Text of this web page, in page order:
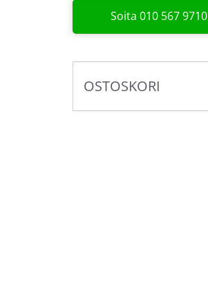
Soita 010 567 9710
OSTOSKORI